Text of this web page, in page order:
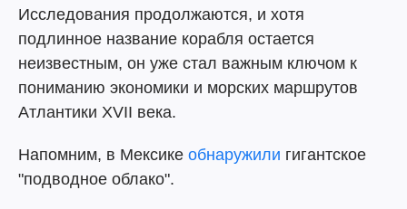
Исследования продолжаются, и хотя
подлинное название корабля остается
неизвестным, он уже стал важным ключом к
пониманию экономики и морских маршрутов
Атлантики XVII века.
Напомним, в Мексике обнаружили гигантское
"подводное облако".